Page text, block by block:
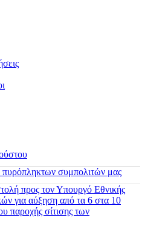
συμπολιτών μας
προς τον Υπουργό Εθνικής
για αύξηση από τα 6 στα 10
παροχής σίτισης των